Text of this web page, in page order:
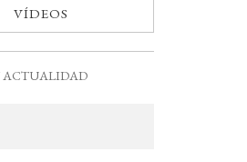
VÍDEOS
ACTUALIDAD